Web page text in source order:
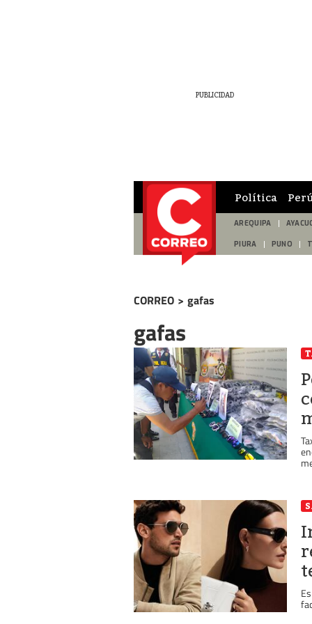
Política
AREQUIPA
PIURA PUNO
CORREO > gafas
gafas